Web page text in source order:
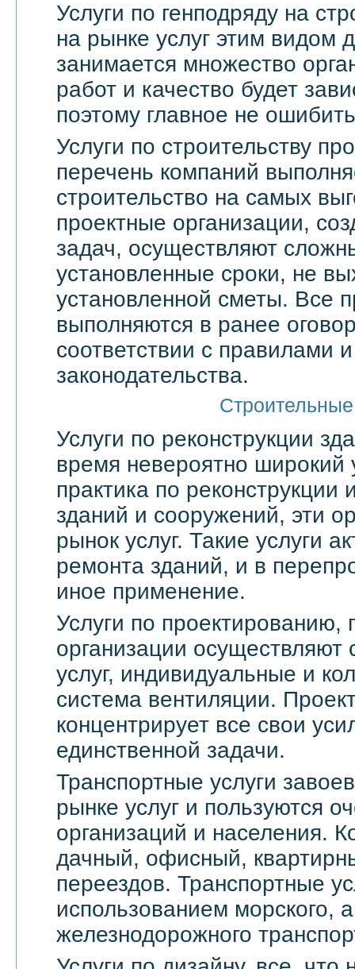
Услуги по генподряду на
на рынке услуг этим видом
занимается множество
работ и качество будет
поэтому главное не
Услуги по строительству
перечень компаний
строительство на самых
проектные организации,
задач, осуществляют
установленные сроки, не
установленной сметы. Все
выполняются в ранее
соответствии с правилами
законодательства.
Строительные
Услуги по реконструкции
время невероятно широкий
практика по реконструкции
зданий и сооружений, эти
рынок услуг. Такие услуги
ремонта зданий, и в
иное применение.
Услуги по проектированию,
организации осуществляют
услуг, индивидуальные и
система вентиляции.
концентрирует все свои
единственной задачи.
Транспортные услуги
рынке услуг и пользуются
организаций и населения.
дачный, офисный,
переездов. Транспортные
использованием морского,
железнодорожного